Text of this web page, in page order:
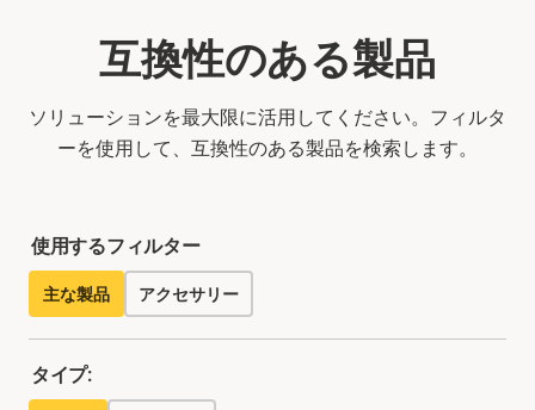
互換性のある製品
ソリューションを最大限に活用してください。フィルタ
ーを使用して、互換性のある製品を検索します。
使用するフィルター
主な製品 アクセサリー
タイプ: